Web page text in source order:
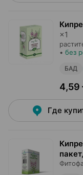
×1
• без
БАД
4,59
Где
пакет,